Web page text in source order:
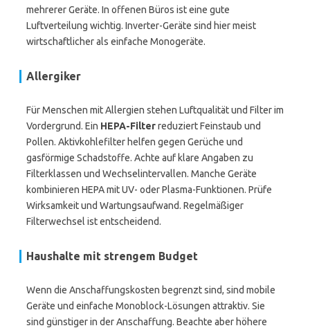
mehrerer Geräte. In offenen Büros ist eine gute
Luftverteilung wichtig. Inverter-Geräte sind hier meist
wirtschaftlicher als einfache Monogeräte.
Allergiker
Für Menschen mit Allergien stehen Luftqualität und Filter im
Vordergrund. Ein HEPA-Filterreduziert Feinstaub und
Pollen. Aktivkohlefilter helfen gegen Gerüche und
gasförmige Schadstoffe. Achte auf klare Angaben zu
Filterklassen und Wechselintervallen. Manche Geräte
kombinieren HEPA mit UV- oder Plasma-Funktionen. Prüfe
Wirksamkeit und Wartungsaufwand. Regelmäßiger
Filterwechsel ist entscheidend.
Haushalte mit strengem Budget
Wenn die Anschaffungskosten begrenzt sind, sind mobile
Geräte und einfache Monoblock-Lösungen attraktiv. Sie
sind günstiger in der Anschaffung. Beachte aber höhere